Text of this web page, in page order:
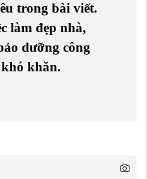
trong bài viết.
làm đẹp nhà,
dưỡng công
khăn.